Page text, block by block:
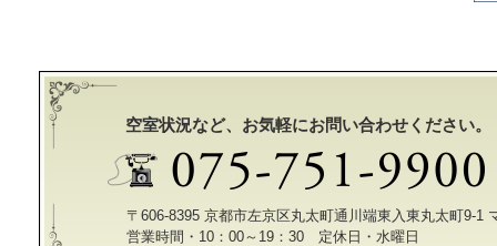
空室状況など、お気軽にお問い合わせください。
〒606-8395 京都市左京区丸太町通川端東入東丸太町9-1
営業時間・10：00～19：30 定休日・水曜日